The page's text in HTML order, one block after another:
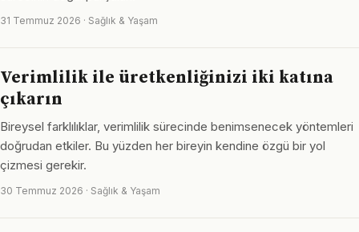
31 Temmuz 2026 · Sağlık & Yaşam
Verimlilik ile üretkenliğinizi iki katına
çıkarın
Bireysel farklılıklar, verimlilik sürecinde benimsenecek yöntemleri
doğrudan etkiler. Bu yüzden her bireyin kendine özgü bir yol
çizmesi gerekir.
30 Temmuz 2026 · Sağlık & Yaşam